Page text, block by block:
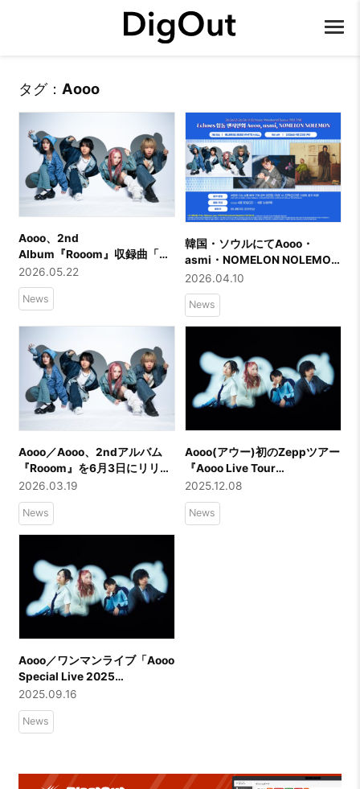
タグ： Aooo
Aooo、2nd
Album『Rooom』収録曲「ポ
ラリス」がブロスタ アニメー
ション動画「彼女がスターノ
ヴァになったワケ」テーマソ
2026.05.22
News
韓国・ソウルにてAooo・
asmi・NOMELON NOLEMON
の合同サイン会が開催！
2026.04.10
News
Aooo／Aooo、2ndアルバム
『Rooom』を6月3日にリリー
ス ジャケット・初回盤映像
内容・新アーティスト写真を
公開、新曲「クエスチョン」
先行配信も決定
2026.03.19
News
Aooo(アウー)初のZeppツアー
『Aooo Live Tour
“RINGRING”』来年5月より開
催決定！来年6/3(水)2ndALリ
リース決定&12/7(日)ALより新
2025.12.08
News
Aooo／ワンマンライブ「Aooo
Special Live 2025
“Bazoooka”」東京ガーデンシ
アターにて12/6(土)開催決
定！
2025.09.16
News